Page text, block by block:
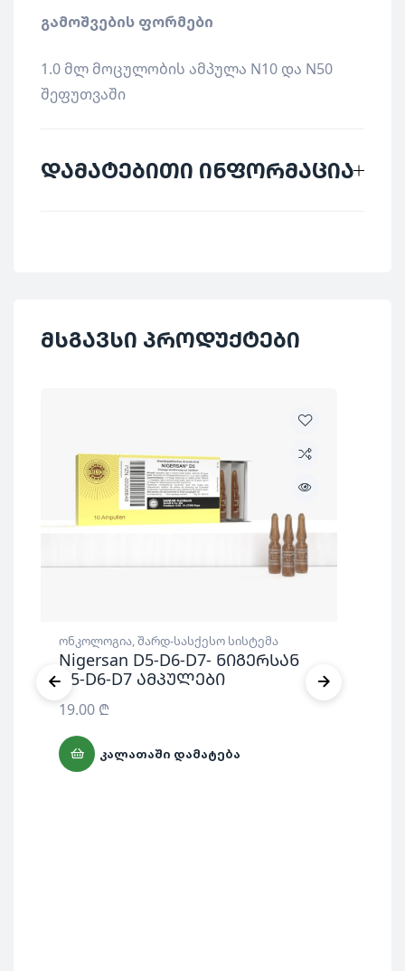
გამოშვების ფორმები
1.0 მლ მოცულობის ამპულა N10 და N50
შეფუთვაში
დამატებითი ინფორმაცია
კატეგორია
პრეპარატები
მსგავსი პროდუქტები
ონკოლოგია,შარდ-სასქესო სისტემა
Nigersan D5-D6-D7- ნიგერსან
D5-D6-D7 ამპულები
19.00 ₾
ᲙᲐᲚᲐᲗᲐᲨᲘ ᲓᲐᲛᲐᲢᲔᲑᲐ